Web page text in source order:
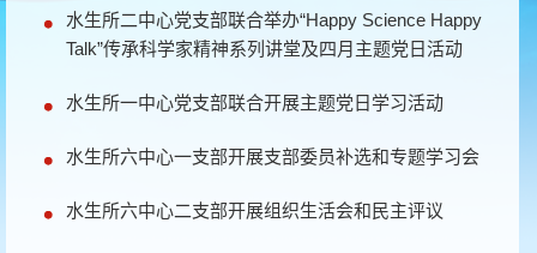
水生所二中心党支部联合举办“Happy Science Happy
Talk”传承科学家精神系列讲堂及四月主题党日活动
水生所一中心党支部联合开展主题党日学习活动
水生所六中心一支部开展支部委员补选和专题学习会
水生所六中心二支部开展组织生活会和民主评议